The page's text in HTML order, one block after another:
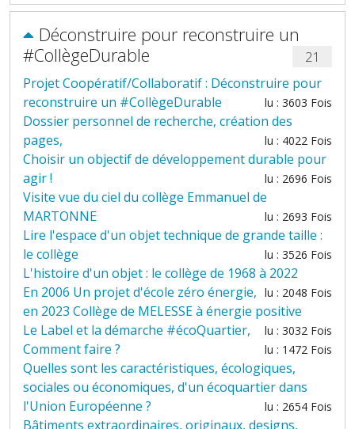
Déconstruire pour reconstruire un
#CollègeDurable
21
Projet Coopératif/Collaboratif : Déconstruire pour
reconstruire un #CollègeDurable
lu : 3603 Fois
Dossier personnel de recherche, création des
pages,
lu : 4022 Fois
Choisir un objectif de développement durable pour
agir !
lu : 2696 Fois
Visite vue du ciel du collège Emmanuel de
MARTONNE
lu : 2693 Fois
Lire l'espace d'un objet technique de grande taille :
le collège
lu : 3526 Fois
L'histoire d'un objet : le collège de 1968 à 2022
lu : 2048 Fois
En 2006 Un projet d'école zéro énergie,
en 2023 Collège de MELESSE à énergie positive
lu : 3032 Fois
Le Label et la démarche #écoQuartier,
Comment faire ?
lu : 1472 Fois
Quelles sont les caractéristiques, écologiques,
sociales ou économiques, d'un écoquartier dans
l'Union Européenne ?
lu : 2654 Fois
Bâtiments extraordinaires, originaux, designs,